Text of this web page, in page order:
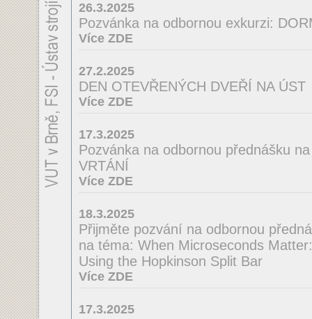
26.3.2025
Pozvánka na odbornou exkurzi:
Více ZDE
27.2.2025
DEN OTEVŘENÝCH DVEŘÍ NA ÚST
Více ZDE
17.3.2025
Pozvánka na odbornou přednášku
VRTÁNÍ
Více ZDE
18.3.2025
Přijměte pozvání na odbornou
na téma: When Microseconds
Using the Hopkinson Split Bar
Více ZDE
17.3.2025